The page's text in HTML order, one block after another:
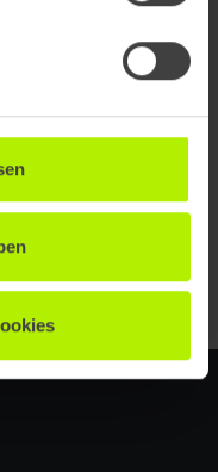
in Google